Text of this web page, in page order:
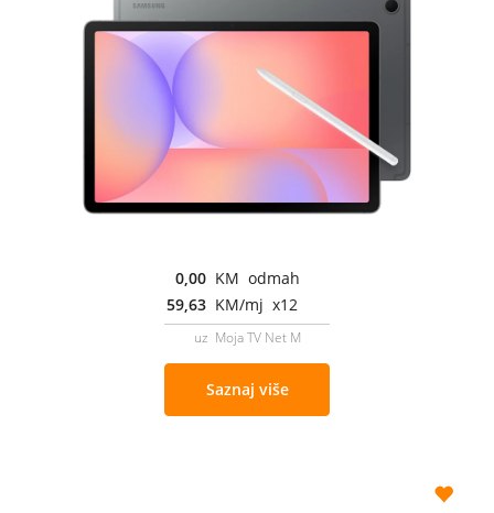
0,00 KM odmah
59,63 KM/mj x12
uz Moja TV Net M
Saznaj više